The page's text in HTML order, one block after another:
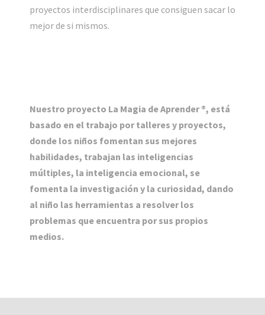
proyectos interdisciplinares que consiguen sacar lo
mejor de si mismos.
Nuestro proyecto La Magia de Aprender ®, está
basado en el trabajo por talleres y proyectos,
donde los niños fomentan sus mejores
habilidades, trabajan las inteligencias
múltiples, la inteligencia emocional, se
fomenta la investigación y la curiosidad, dando
al niño las herramientas a resolver los
problemas que encuentra por sus propios
medios.